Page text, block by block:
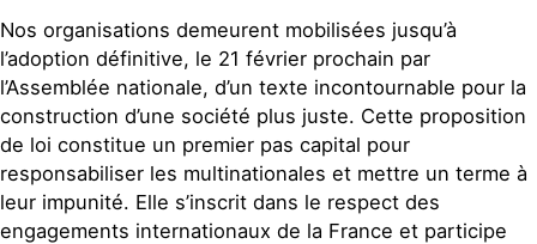
Nos organisations demeurent mobilisées jusqu’à
l’adoption définitive, le 21 février prochain par
l’Assemblée nationale, d’un texte incontournable pour la
construction d’une société plus juste. Cette proposition
de loi constitue un premier pas capital pour
responsabiliser les multinationales et mettre un terme à
leur impunité. Elle s’inscrit dans le respect des
engagements internationaux de la France et participe